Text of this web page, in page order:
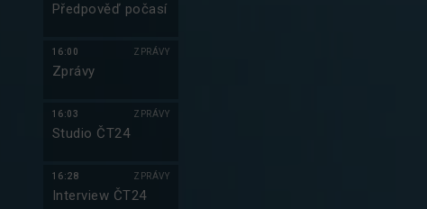
Předpověď počasí
16:00 ZPRÁVY
Zprávy
16:03 ZPRÁVY
Studio ČT24
16:28 ZPRÁVY
Interview ČT24